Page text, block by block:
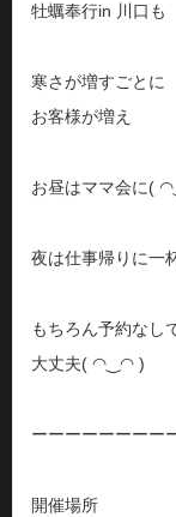
牡蠣奉行in 川口も
寒さが増すごとに
お客様が増え
お昼はママ会に(
夜は仕事帰りに一
もちろん予約なし
大丈夫( ◠‿◠ )
ーーーーーーーー
開催場所